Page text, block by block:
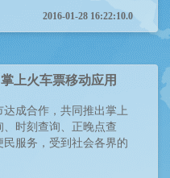
2016-01-28 16:22:10.0
上火车票移动应用
成合作，共同推出掌上
时刻查询、正晚点查
服务，受到社会各界的